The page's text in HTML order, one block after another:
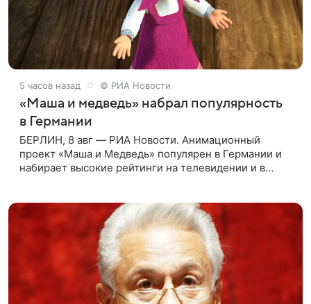
5 часов назад © РИА Новости
«Маша и медведь» набрал популярность
в Германии
БЕРЛИН, 8 авг — РИА Новости. Анимационный
проект «Маша и Медведь» популярен в Германии и
набирает высокие рейтинги на телевидении и в